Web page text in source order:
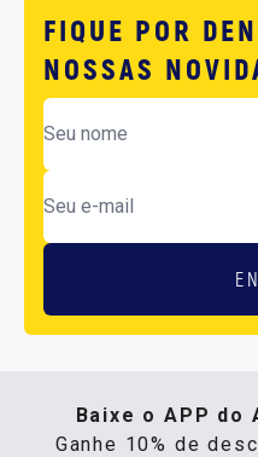
FIQUE POR
NOSSAS
Baixe o APP do
Ganhe 10% de